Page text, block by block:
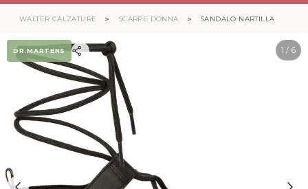
WALTER CALZATURE SCARPE DONNA SANDALO NARTILLA
1 / 6
DR.MARTENS